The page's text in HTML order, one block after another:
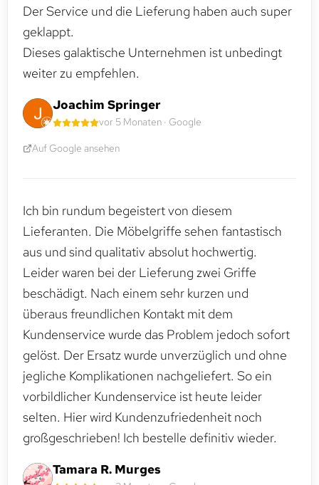
Der Service und die Lieferung haben auch super
geklappt.
Dieses galaktische Unternehmen ist unbedingt
weiter zu empfehlen.
Joachim Springer
vor 5 Monaten · Google
Auf Google ansehen
Ich bin rundum begeistert von diesem
Lieferanten. Die Möbelgriffe sehen fantastisch
aus und sind qualitativ absolut hochwertig.
Leider waren bei der Lieferung zwei Griffe
beschädigt. Nach einem sehr kurzen und
überaus freundlichen Kontakt mit dem
Kundenservice wurde das Problem jedoch sofort
gelöst. Der Ersatz wurde unverzüglich und ohne
jegliche Komplikationen nachgeliefert. So ein
vorbildlicher Kundenservice ist heute leider
selten. Hier wird Kundenzufriedenheit noch
großgeschrieben! Ich bestelle definitiv wieder.
Tamara R. Murges